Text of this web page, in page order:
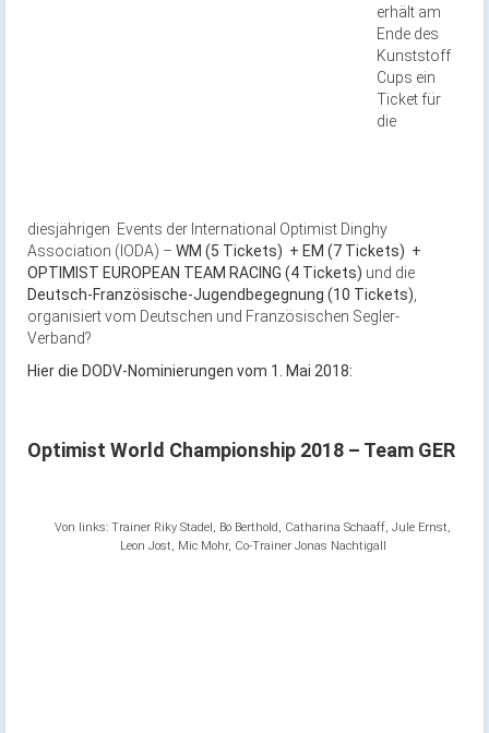
erhält am
Ende des
Kunststoff
Cups ein
Ticket für
die
diesjährigen Events der International Optimist Dinghy
Association (IODA) – WM (5 Tickets) + EM (7 Tickets) +
OPTIMIST EUROPEAN TEAM RACING (4 Tickets) und die
Deutsch-Französische-Jugendbegegnung (10 Tickets)
organisiert vom Deutschen und Französischen Segler-
Verband?
Hier die DODV-Nominierungen vom 1. Mai 2018:
Optimist World Championship 2018 – Team GER
Von links: Trainer Riky Stadel, Bo Berthold, Catharina Schaaff, Jule Ernst,
Leon Jost, Mic Mohr, Co-Trainer Jonas Nachtigall